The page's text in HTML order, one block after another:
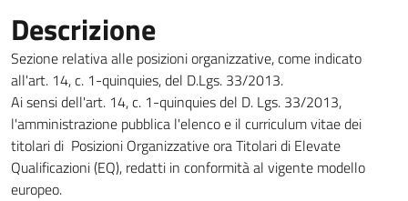
Descrizione
Sezione relativa alle posizioni organizzative, come indicato
all'art. 14, c. 1-quinquies, del D.Lgs. 33/2013.
Ai sensi dell'art. 14, c. 1-quinquies del D. Lgs. 33/2013,
l'amministrazione pubblica l'elenco e il curriculum vitae dei
titolari di Posizioni Organizzative ora Titolari di Elevate
Qualificazioni (EQ), redatti in conformità al vigente modello
europeo.